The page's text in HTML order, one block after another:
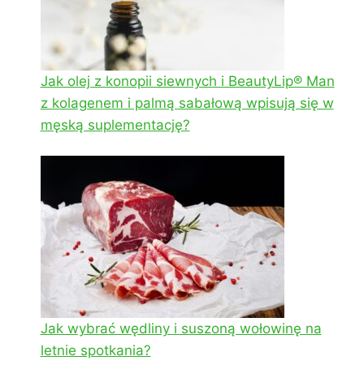
Jak olej z konopii siewnych i BeautyLip® Man
z kolagenem i palmą sabałową wpisują się w
męską suplementację?
Jak wybrać wędliny i suszoną wołowinę na
letnie spotkania?